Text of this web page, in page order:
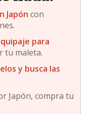
Japón con
para
tu maleta.
y busca las
Japón, compra tu